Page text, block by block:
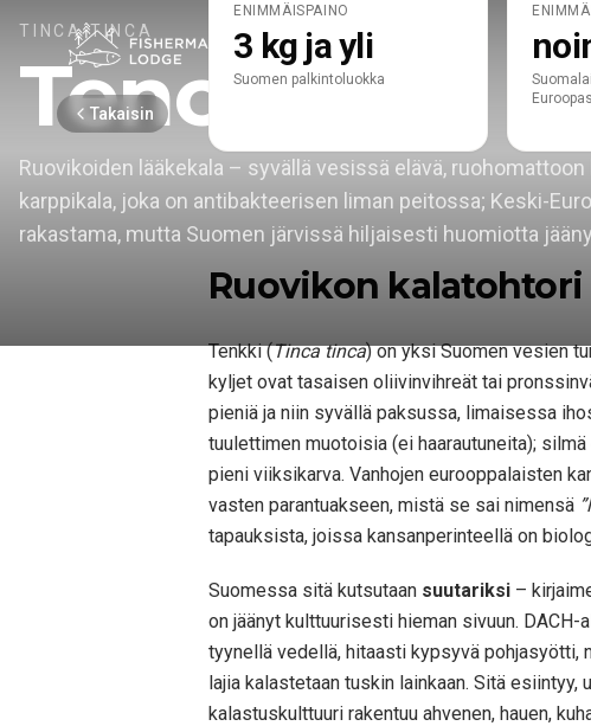
Takaisin
TINCA TINCA
Tench
Ruovikoiden lääkekala – syvällä vesissä elävä,
karppikala, joka on antibakteerisen liman peitossa; Keski-
rakastama, mutta Suomen järvissä hiljaisesti huomiotta
ENIMMÄISPAINO
3 kg ja yli
Suomen palkintoluokka
Ruovikon kalatohtori
Tenkki (Tinca tinca) on yksi Suomen vesien
kyljet ovat tasaisen oliivinvihreät tai
pieniä ja niin syvällä paksussa, limaisessa
tuulettimen muotoisia (ei haarautuneita);
pieni viiksikarva. Vanhojen eurooppalaisten
vasten parantuakseen, mistä se sai nimensä
tapauksista, joissa kansanperinteellä on
Suomessa sitä kutsutaan suutariksi –
on jäänyt kulttuurisesti hieman sivuun.
tyynellä vedellä, hitaasti kypsyvä pohjasyötti,
lajia kalastetaan tuskin lainkaan. Sitä
kalastuskulttuuri rakentuu ahvenen, hauen,